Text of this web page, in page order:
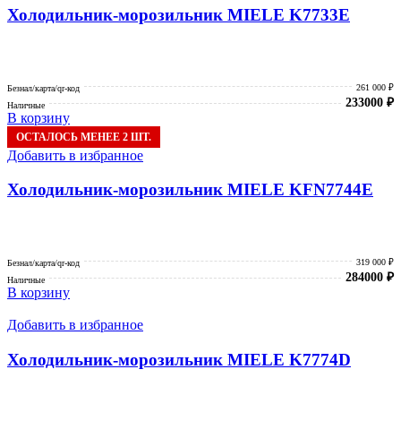
Холодильник-морозильник MIELE K7733E
Безнал/карта/qr-код
261 000 ₽
Наличные
233000 ₽
В корзину
ОСТАЛОСЬ МЕНЕЕ 2 ШТ.
Добавить в избранное
Холодильник-морозильник MIELE KFN7744E
Безнал/карта/qr-код
319 000 ₽
Наличные
284000 ₽
В корзину
Добавить в избранное
Холодильник-морозильник MIELE K7774D